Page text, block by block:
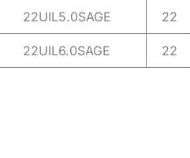
22UIL5.0SAGE 22
22UIL6.0SAGE 22